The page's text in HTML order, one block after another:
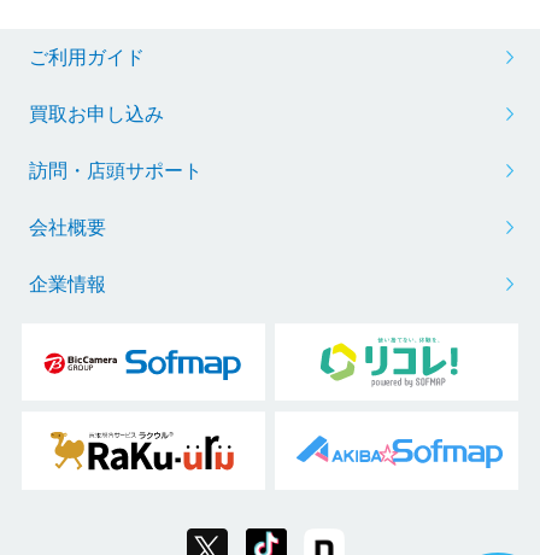
ご利用ガイド
買取お申し込み
訪問・店頭サポート
会社概要
企業情報